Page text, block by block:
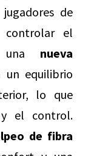
de
controlar el
una nueva
un equilibrio
lo que
y el control.
de fibra